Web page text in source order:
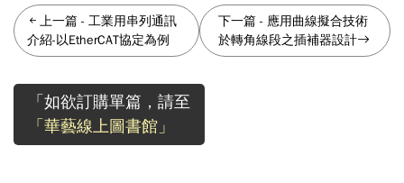
上一篇 - 工業用串列通訊
介紹-以EtherCAT協定為例
下一篇 - 應用曲線擬合技術
於轉角線段之插補器設計
「如欲訂購單篇，請至
「華藝線上圖書館」